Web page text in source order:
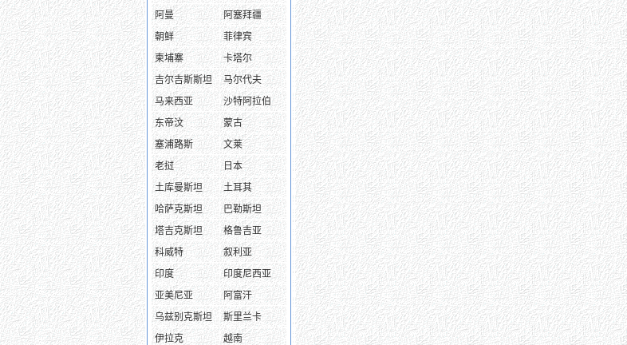
阿曼
阿塞拜疆
朝鲜
菲律宾
柬埔寨
卡塔尔
吉尔吉斯斯坦
马尔代夫
马来西亚
沙特阿拉伯
东帝汶
蒙古
塞浦路斯
文莱
老挝
日本
土库曼斯坦
土耳其
哈萨克斯坦
巴勒斯坦
塔吉克斯坦
格鲁吉亚
科威特
叙利亚
印度
印度尼西亚
亚美尼亚
阿富汗
乌兹别克斯坦
斯里兰卡
伊拉克
越南